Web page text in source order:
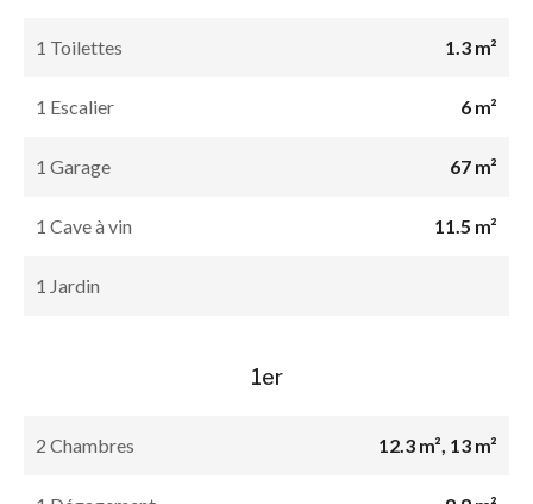
1 Toilettes 1.3 m²
1 Escalier 6 m²
1 Garage 67 m²
1 Cave à vin 11.5 m²
1 Jardin
1er
2 Chambres 12.3 m², 13 m²